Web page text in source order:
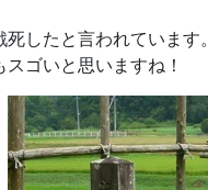
したと言われています。
ゴいと思いますね！